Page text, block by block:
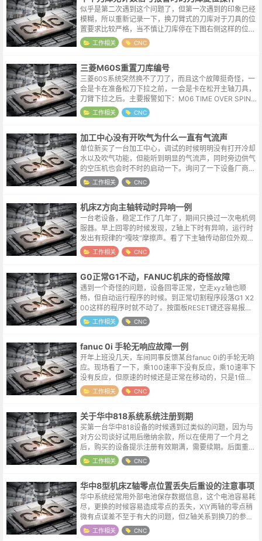
似乎是第二次遇到这个问题了，但第一次遇到的印象已经
模糊，所以重新记录一下，换刀臂式的刀库对于刀具的位
置要求比较严格，当不慎让刀库停在下图右侧这样的位置
时，就会出发无计数信号报警。报警号大概是G3018，不
确定记忆是否准确。解决的方法也...
工作相关 CNC
三菱M60S重置刀库编号
三菱60S系统突然换不了刀了，而且这个故障挺奇怪，一
会是卡在准备松刀下拉之前，一会是卡在松开主轴刀具，
刀臂下拉之后。主要报警如下：M06 TIME OVER SPIND
LE NOT ORIENTATIONM06超时这是结果而不是原
因，...
工作相关 CNC
加工中心没有开吹气为什么一直有气流声
单位新买了一台加工中心，调试的时候明明没有打开冷却
水以及吹气功能，但能听到明显的气流声，同时旁边供气
的空压机也会时不时的启动一下。询问了一下设备厂商，
说这是主轴气幕，我说怎么拿手在外部摸了一遍，也没感
觉哪里漏气呢。关于主轴气幕主轴气幕...
工作相关 CNC
机床Z方向主轴转动时异响一例
一台老设备，稳定工作了几年了，期间只换过一次电机伺
服器。早上回零的时候发现，Z轴上下时有异响，运行时
发出有规律的“嘎吱”摩擦声。看了下主轴传动部位外观，
发现因为油路不通，传动部位的链条与导轨基本都是干
的，尝试润滑加油，但异响的状况并没...
工作相关 CNC
G0正常G1不动，FANUC机床的奇怪故障
遇到一个奇怪的问题，设备回零正常，空走xyz轴也顺
畅，但自动运行程序的时候。到正常切割程序段落G1 X2
00这样的程序时就不动了。按面板RESET键还容易报出
一个9073错误。9073 (SPN1 S-SPINDLE ERROR AL...
工作相关 CNC
fanuc 0i 手轮无响应故障一例
开年上班没几天，车间同事反馈某台fanuc 0i的手轮无响
应。现场看了一下，乘100速率下没有反应，乘10速率下
没有反应，但原速的时候还是正常在移动的，只是1倍速
率的运动肉眼机会识别不出来，只能找一个参照物多转几
圈就可以看出来明显的位...
工作相关 CNC
关于华中818系统系统注册到期
买第一台华中818设备的时候遇到过类似的问题，因为与
对方公司谈好试用后缴纳余款，所以在使用了一个月之
后，购买的设备提示注册有效期满，需要续期。后面重新
购买的时候觉得质量较好，所以都是全款结算，这台设备
运到的时候还特地和采购确认了一下，...
工作相关 CNC
华中8型机床Z轴零点位置丢失后重设的注意事项
华中系统经常用外部电池保存数据信息，这个电池容易耗
尽，更换的时候容易造成零点的丢失，X\Y两轴的零点稍
微有点误差不至于有大的问题，但Z轴关系到换刀的参考
位置，当零点被重新设置后，这个参考位置也需要做出相
应的修改。在系统参数设置中，这个...
工作相关 CNC